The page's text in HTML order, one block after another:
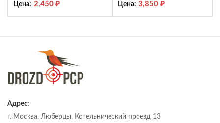
Цена: 2,450 ₽ Цена: 3,850 ₽
Адрес:
г. Москва, Люберцы, Котельнический проезд 13